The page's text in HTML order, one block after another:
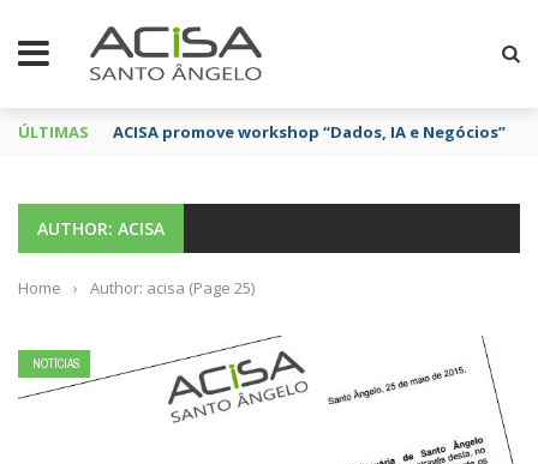
ÚLTIMAS ACISA promove workshop “Dados, IA e Negócios”
AUTHOR: ACISA
Home › Author: acisa (Page 25)
NOTÍCIAS